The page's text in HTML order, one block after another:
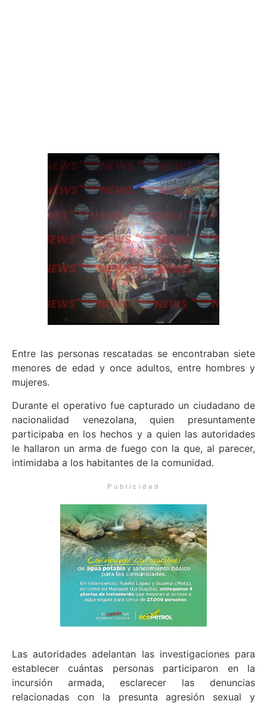
Entre las personas rescatadas se encontraban siete
menores de edad y once adultos, entre hombres y
mujeres.
Durante el operativo fue capturado un ciudadano de
nacionalidad venezolana, quien presuntamente
participaba en los hechos y a quien las autoridades
le hallaron un arma de fuego con la que, al parecer,
intimidaba a los habitantes de la comunidad.
Publicidad
Las autoridades adelantan las investigaciones para
establecer cuántas personas participaron en la
incursión armada, esclarecer las denuncias
relacionadas con la presunta agresión sexual y